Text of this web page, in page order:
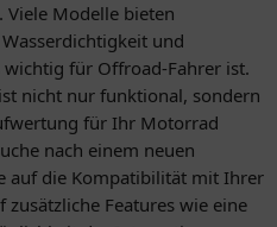
Modelle bieten
und
für Offroad-Fahrer ist.
nicht nur funktional, sondern
für Ihr Motorrad
nach einem neuen
auf die Kompatibilität mit Ihrer
Features wie eine